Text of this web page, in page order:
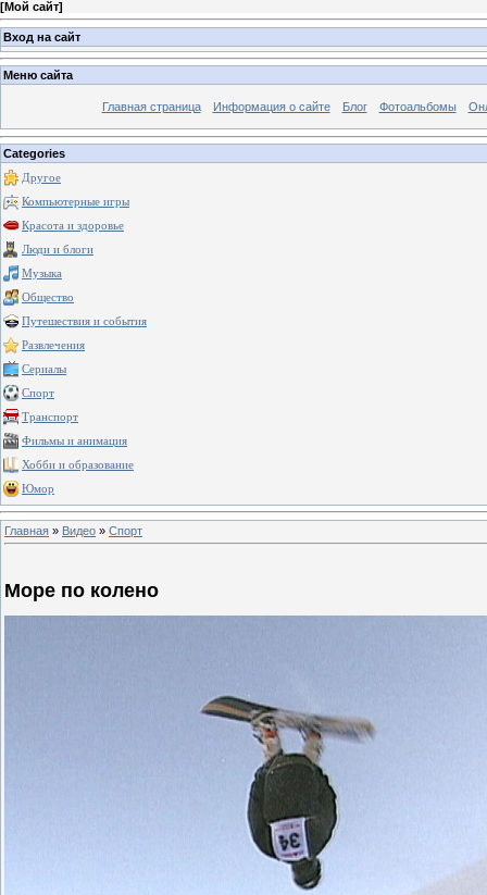
[Мой сайт]
Вход на сайт
Меню сайта
Главная страница Информация о сайте Блог Фотоальбомы
Categories
Другое
Компьютерные игры
Красота и здоровье
Люди и блоги
Музыка
Общество
Путешествия и события
Развлечения
Сериалы
Спорт
Транспорт
Фильмы и анимация
Хобби и образование
Юмор
Главная » Видео » Спорт
Море по колено